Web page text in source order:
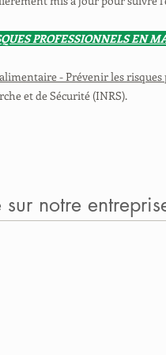
PROFESSIONNELS EN
- Prévenir les
et de Sécurité (INRS).
notre